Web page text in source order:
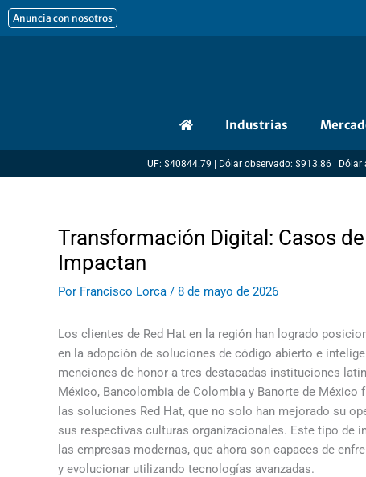
al
Anuncia con nosotros
Industrias
UF: $40844.79 | Dólar observado: $913.86 |
Transformación Digital: Casos
Impactan
Por Francisco Lorca / 8 de mayo de 2026
Los clientes de Red Hat en la región han logrado
en la adopción de soluciones de código abierto e
menciones de honor a tres destacadas instituciones
México, Bancolombia de Colombia y Banorte de
las soluciones Red Hat, que no solo han mejorado su
sus respectivas culturas organizacionales. Este tipo
las empresas modernas, que ahora son capaces de
y evolucionar utilizando tecnologías avanzadas.